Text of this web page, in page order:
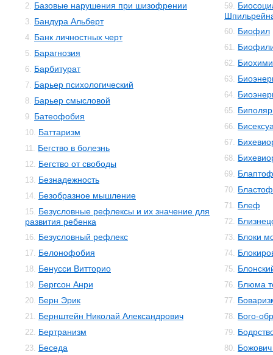
2. Базовые нарушения при шизофрении
3. Бандура Альберт
4. Банк личностных черт
5. Барагнозия
6. Барбитурат
7. Барьер психологический
8. Барьер смысловой
9. Батеофобия
10. Баттаризм
11. Бегство в болезнь
12. Бегство от свободы
13. Безнадежность
14. Безобразное мышление
15. Безусловные рефлексы и их значение для
развития ребенка
16. Безусловный рефлекс
17. Белонофобия
18. Бенусси Витторио
19. Бергсон Анри
20. Берн Эрик
21. Бернштейн Николай Александрович
22. Бертранизм
23. Беседа
59.
60. Биофил
61.
62.
63.
64.
65.
66.
67.
68.
69.
70.
71. Блеф
72.
73. Блоки
74.
75.
76. Блюма
77.
78. Бого-
79.
80.